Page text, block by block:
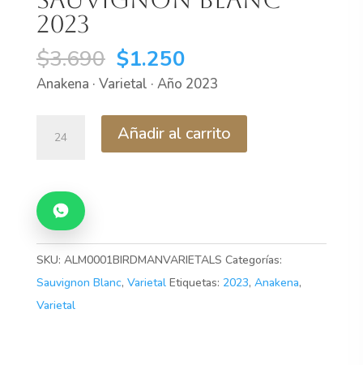
2023
$3.690 El
precio
era:
$3.690.
$1.250El
precio
es:
$1.250.
Anakena · Varietal · Año 2023
Blanc
2023
cantidad
Añadir al carrito
SKU: ALM0001BIRDMANVARIETALS Categorías:
Sauvignon Blanc, Varietal Etiquetas: 2023, Anakena,
Varietal